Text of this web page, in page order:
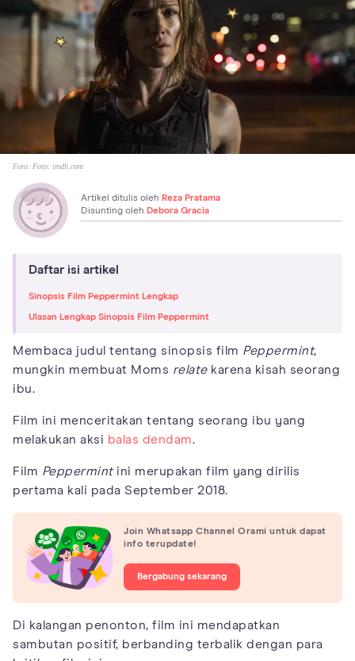
Foto: Foto: imdb.com
Artikel ditulis oleh Reza Pratama
Disunting oleh Debora Gracia
Daftar isi artikel
Sinopsis Film Peppermint Lengkap
Ulasan Lengkap Sinopsis Film Peppermint
Membaca judul tentang sinopsis film Peppermint,
mungkin membuat Moms relate karena kisah seorang
ibu.
Film ini menceritakan tentang seorang ibu yang
melakukan aksi balas dendam.
Film Peppermint ini merupakan film yang dirilis
pertama kali pada September 2018.
Join Whatsapp Channel Orami untuk dapat
info terupdate!
Bergabung sekarang
Di kalangan penonton, film ini mendapatkan
sambutan positif, berbanding terbalik dengan para